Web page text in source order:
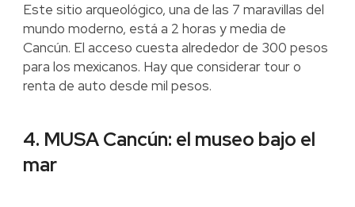
Este sitio arqueológico, una de las 7 maravillas del
mundo moderno, está a 2 horas y media de
Cancún. El acceso cuesta alrededor de 300 pesos
para los mexicanos. Hay que considerar tour o
renta de auto desde mil pesos.
4. MUSA Cancún: el museo bajo el
mar